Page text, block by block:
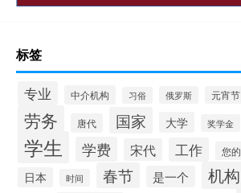
标签
专业 中介机构 习俗 俄罗斯 元宵节
劳务 唐代 国家 大学 奖学金
学生 学费 宋代 工作 您的
日本 时间 春节 是一个 机构